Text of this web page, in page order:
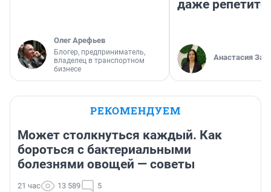
Олег Арефьев
Блогер, предприниматель,
владелец в транспортном
бизнесе
даже
Анастасия
РЕКОМЕНДУЕМ
Может столкнуться каждый. Как
бороться с бактериальными
болезнями овощей — советы
21 час 13 589 5